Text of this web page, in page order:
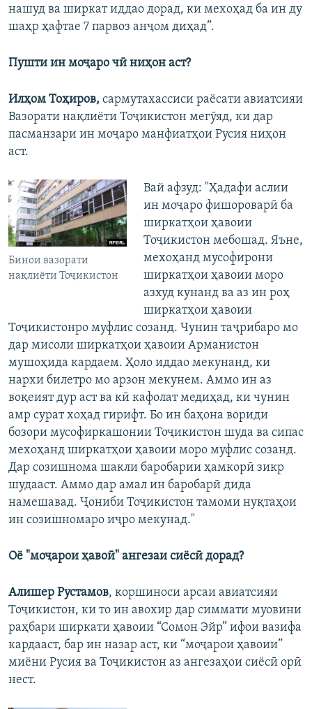
нашуд ва ширкат иддао дорад, ки мехоҳад ба ин ду
шаҳр ҳафтае 7 парвоз анҷом диҳад”.
Пушти ин моҷаро чӣ ниҳон аст?
Илҳом Тоҳиров, сармутахассиси раёсати авиатсияи
Вазорати нақлиёти Тоҷикистон мегӯяд, ки дар
пасманзари ин моҷаро манфиатҳои Русия ниҳон
аст.
Бинои вазорати
нақлиёти Тоҷикистон
Вай афзуд: "Ҳадафи аслии
ин моҷаро фишороварӣ ба
ширкатҳои ҳавоии
Тоҷикистон мебошад. Яъне,
мехоҳанд мусофирони
ширкатҳои ҳавоии моро
азхуд кунанд ва аз ин роҳ
ширкатҳои ҳавоии
Тоҷикистонро муфлис созанд. Чунин таҷрибаро мо
дар мисоли ширкатҳои ҳавоии Арманистон
мушоҳида кардаем. Ҳоло иддао мекунанд, ки
нархи билетро мо арзон мекунем. Аммо ин аз
воқеият дур аст ва кӣ кафолат медиҳад, ки чунин
амр сурат хоҳад гирифт. Бо ин баҳона вориди
бозори мусофиркашонии Тоҷикистон шуда ва сипас
мехоҳанд ширкатҳои ҳавоии моро муфлис созанд.
Дар созишнома шакли баробарии ҳамкорӣ зикр
шудааст. Аммо дар амал ин баробарӣ дида
намешавад. Ҷониби Тоҷикистон тамоми нуқтаҳои
ин созишномаро иҷро мекунад."
Оё "моҷарои ҳавоӣ" ангезаи сиёсӣ дорад?
Алишер Рустамов, коршиноси арсаи авиатсияи
Тоҷикистон, ки то ин авохир дар симмати муовини
раҳбари ширкати ҳавоии “Сомон Эйр” ифои вазифа
кардааст, бар ин назар аст, ки “моҷарои ҳавоии”
миёни Русия ва Тоҷикистон аз ангезаҳои сиёсӣ орӣ
нест.